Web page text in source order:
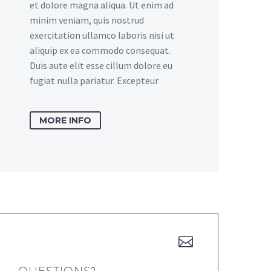
et dolore magna aliqua. Ut enim ad
minim veniam, quis nostrud
exercitation ullamco laboris nisi ut
aliquip ex ea commodo consequat.
Duis aute elit esse cillum dolore eu
fugiat nulla pariatur. Excepteur
MORE INFO

